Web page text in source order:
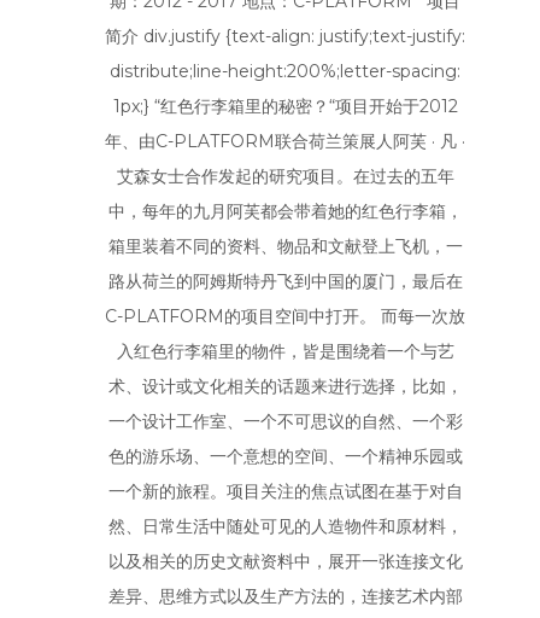
简介 div.justify {text-align: justify;text-justify:
distribute;line-height:200%;letter-spacing:
1px;} “红色行李箱里的秘密？“项目开始于2012
年、由C-PLATFORM联合荷兰策展人阿芙 · 凡 ·
艾森女士合作发起的研究项目。在过去的五年
中，每年的九月阿芙都会带着她的红色行李箱，
箱里装着不同的资料、物品和文献登上飞机，一
路从荷兰的阿姆斯特丹飞到中国的厦门，最后在
C-PLATFORM的项目空间中打开。 而每一次放
入红色行李箱里的物件，皆是围绕着一个与艺
术、设计或文化相关的话题来进行选择，比如，
一个设计工作室、一个不可思议的自然、一个彩
色的游乐场、一个意想的空间、一个精神乐园或
一个新的旅程。项目关注的焦点试图在基于对自
然、日常生活中随处可见的人造物件和原材料，
以及相关的历史文献资料中，展开一张连接文化
差异、思维方式以及生产方法的，连接艺术内部